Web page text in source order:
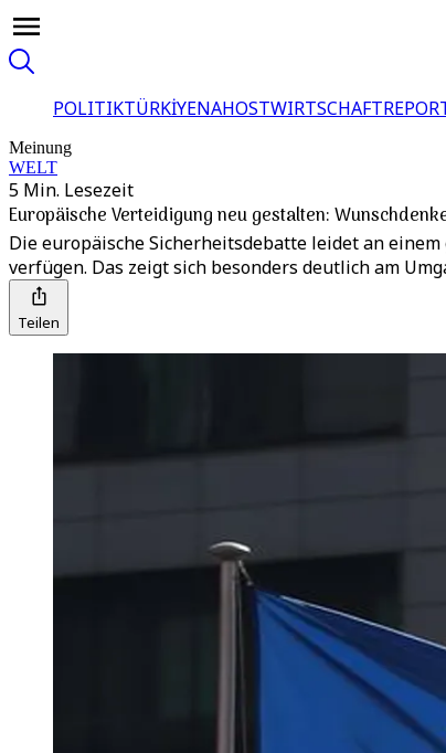
POLITIKTÜRKİYENAHOSTWIRTSCHAFT
Meinung
WELT
5 Min. Lesezeit
Europäische Verteidigung neu gestalten:
Die europäische Sicherheitsdebatte leidet an
verfügen. Das zeigt sich besonders deutlich am
Teilen